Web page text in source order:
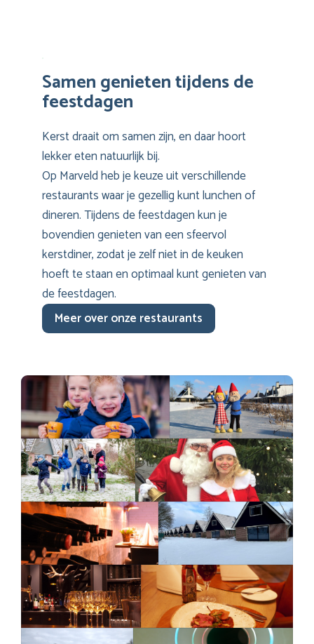
Samen genieten tijdens de
feestdagen
Kerst draait om samen zijn, en daar hoort
lekker eten natuurlijk bij.
Op Marveld heb je keuze uit verschillende
restaurants waar je gezellig kunt lunchen of
dineren. Tijdens de feestdagen kun je
bovendien genieten van een sfeervol
kerstdiner, zodat je zelf niet in de keuken
hoeft te staan en optimaal kunt genieten van
de feestdagen.
Meer over onze restaurants